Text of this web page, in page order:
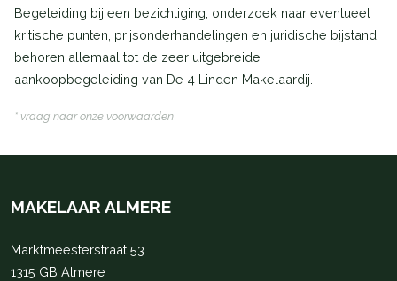
Begeleiding bij een bezichtiging, onderzoek naar eventueel
kritische punten, prijsonderhandelingen en juridische bijstand
behoren allemaal tot de zeer uitgebreide
aankoopbegeleiding van De 4 Linden Makelaardij.
* vraag naar onze voorwaarden
MAKELAAR ALMERE
Marktmeesterstraat 53
1315 GB Almere